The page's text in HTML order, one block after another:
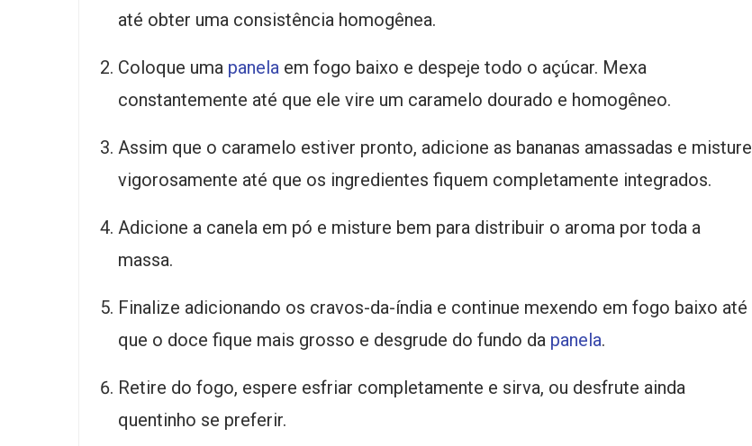
até obter uma consistência homogênea.
Coloque uma panela em fogo baixo e despeje todo o açúcar. Mexa
constantemente até que ele vire um caramelo dourado e homogêneo.
Assim que o caramelo estiver pronto, adicione as bananas amassadas e misture
vigorosamente até que os ingredientes fiquem completamente integrados.
Adicione a canela em pó e misture bem para distribuir o aroma por toda a
massa.
Finalize adicionando os cravos-da-índia e continue mexendo em fogo baixo até
que o doce fique mais grosso e desgrude do fundo da panela.
Retire do fogo, espere esfriar completamente e sirva, ou desfrute ainda
quentinho se preferir.